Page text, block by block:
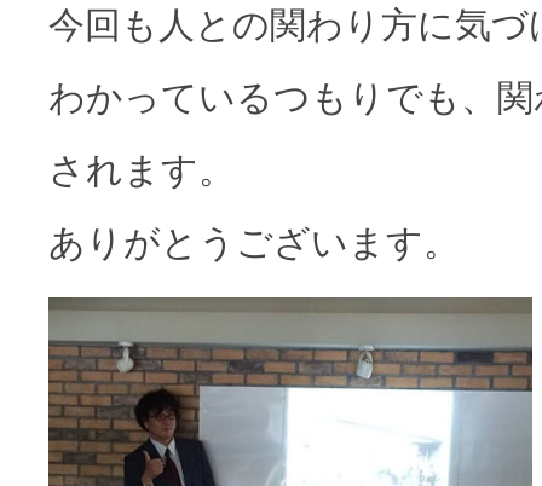
今回も人との関わり方に気づ
わかっているつもりでも、
されます。
ありがとうございます。